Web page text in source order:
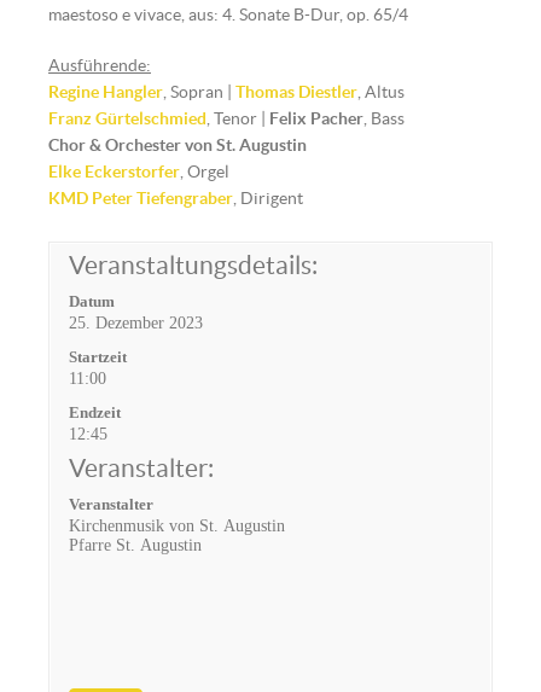
maestoso e vivace, aus: 4. Sonate B-Dur, op. 65/4
Ausführende:
Regine Hangler , Sopran | Thomas Diestler , Altus
Franz Gürtelschmied , Tenor | Felix Pacher , Bass
Chor & Orchester von St. Augustin
Elke Eckerstorfer , Orgel
KMD Peter Tiefengraber , Dirigent
Veranstaltungsdetails:
Datum
25. Dezember 2023
Startzeit
11:00
Endzeit
12:45
Veranstalter:
Veranstalter
Kirchenmusik von St. Augustin
Pfarre St. Augustin